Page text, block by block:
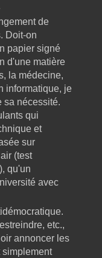
de
Doit-on
papier signé
d'une matière
la médecine,
informatique, je
sa nécessité.
qui
et
sur
(test
qu'un
avec
etc.,
annoncer les
simplement